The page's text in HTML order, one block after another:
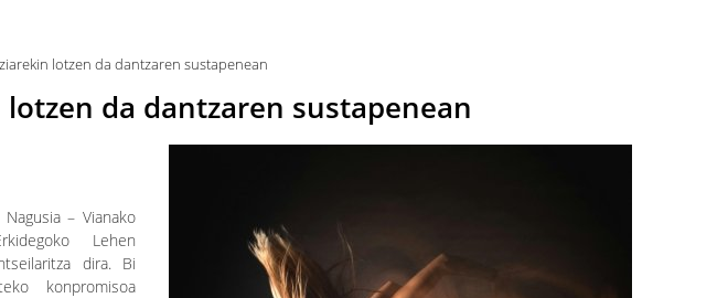
lotzen da dantzaren sustapenean
da dantzaren sustapenean
– Vianako
Lehen
dira. Bi
konpromisoa